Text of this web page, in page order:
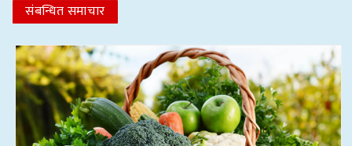
संबन्धित समाचार